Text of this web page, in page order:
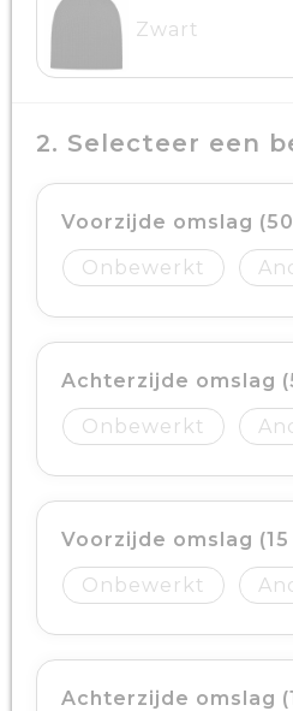
Zwart
2. Selecteer een
Voorzijde omslag
Onbewerkt
Achterzijde omslag
Onbewerkt
Voorzijde omslag (15
Onbewerkt
Achterzijde omslag